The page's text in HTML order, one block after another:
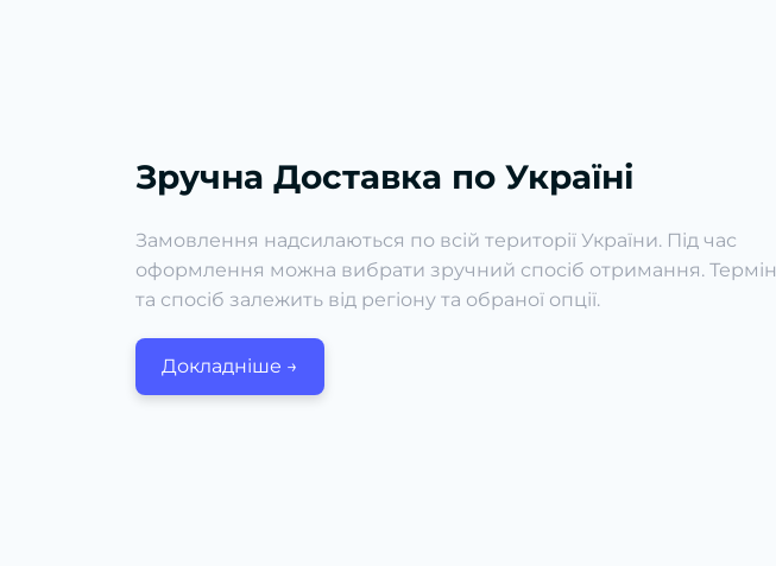
Зручна Доставка по Україні
Замовлення надсилаються по всій території України. Під час
оформлення можна вибрати зручний спосіб отримання. Термін
та спосіб залежить від регіону та обраної опції.
Докладніше →